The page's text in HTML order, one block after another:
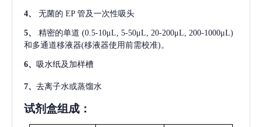
4、 无菌的 EP 管及一次性吸头
5、 精密的单道 (0.5-10μL, 5-50μL, 20-200μL, 200-1000μL)
和多通道移液器(移液器使用前需校准)。
6、 吸水纸及加样槽
7、 去离子水或蒸馏水
试剂盒组成：